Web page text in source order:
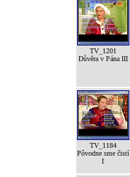
TV_1201
Důvěra v Pána III
TV_1184
Pôvodne sme čistí
I